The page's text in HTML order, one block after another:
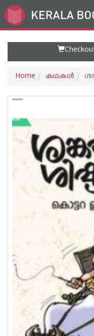
Go
to
Home കഥകള്‍